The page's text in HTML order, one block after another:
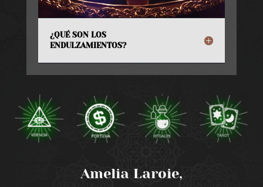
¿QUÉ SON LOS
ENDULZAMIENTOS?
Amelia Laroie,